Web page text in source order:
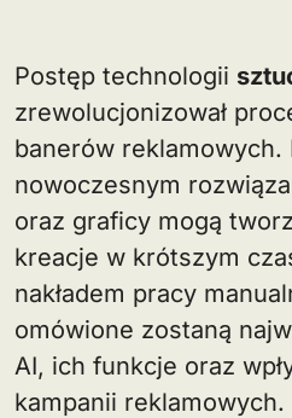
Postęp technologii
zrewolucjonizował
banerów reklamowych.
nowoczesnym
oraz graficy mogą
kreacje w krótszym
nakładem pracy
omówione zostaną
AI, ich funkcje oraz
kampanii reklamowych.